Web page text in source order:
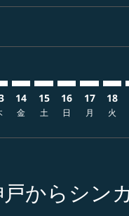
14
金
15
土
16
日
17
月
18
火
からシン